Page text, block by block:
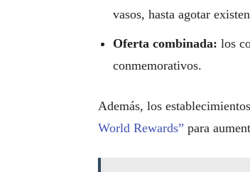
vasos, hasta agotar
Oferta combinada: los
conmemorativos.
Además, los
World Rewards” para